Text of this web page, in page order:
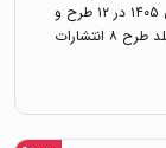
گرافیتی ۱۴۰۵ در ۱۲ طرح و
رنگ جلد طرح ۸ انتشارات